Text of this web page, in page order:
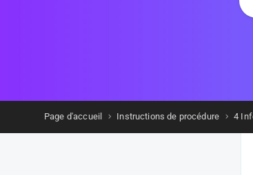
Page d'accueil Instructions de procédure 4